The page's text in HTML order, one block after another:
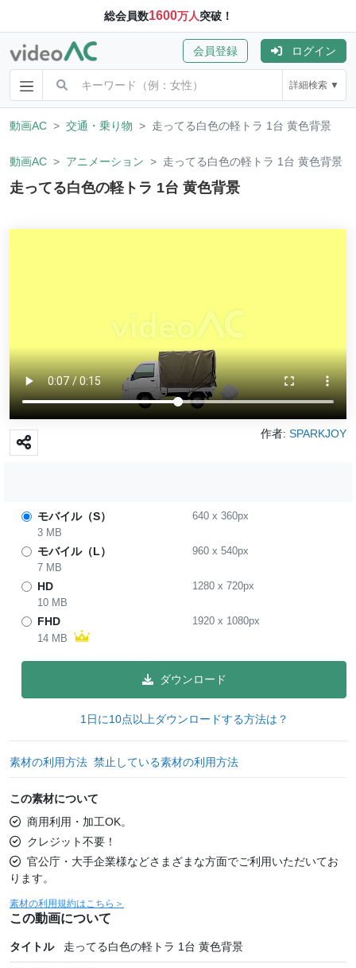
総会員数1600万人突破！
会員登録 ログイン
詳細検索 ▼
動画AC 交通・乗り物 走ってる白色の軽トラ 1台 黄色背景
動画AC アニメーション 走ってる白色の軽トラ 1台 黄色背景
走ってる白色の軽トラ 1台 黄色背景
作者: SPARKJOY
モバイル（S） 640x 360px
3 MB
モバイル（L） 960x 540px
7 MB
HD 1280x 720px
10 MB
FHD 1920x 1080px
14 MB
ダウンロード
1日に10点以上ダウンロードする方法は？
素材の利用方法 禁止している素材の利用方法
この素材について
商用利用・加工OK。
クレジット不要！
官公庁・大手企業様などさまざまな方面でご利用いただいてお
ります。
素材の利用規約はこちら＞
この動画について
タイトル 走ってる白色の軽トラ 1台 黄色背景